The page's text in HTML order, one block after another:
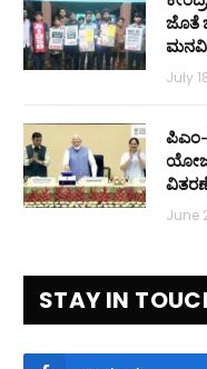
ಜೊತೆ
ಮನವಿ:
July
June
STAY IN